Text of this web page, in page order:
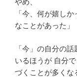
やめ、
「今、何が嬉し
なことがあった
「今」の自分の
いるほうが 自分
づくことが多くな